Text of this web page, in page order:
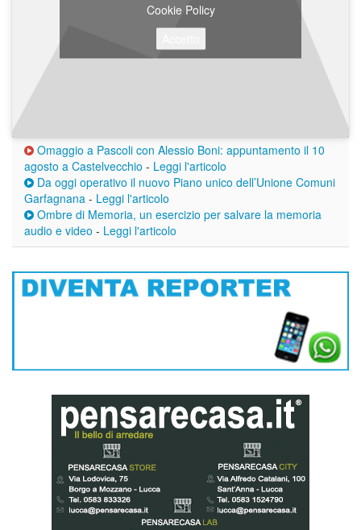
Cookie Policy
Omaggio a Pascoli con Alessio Boni: appuntamento il 10
agosto a Castelvecchio - Leggi l'articolo
Da oggi operativo il nuovo Piano unico dell’Unione Comuni
Garfagnana - Leggi l'articolo
Ombre di Memoria, un esercizio per salvare la memoria
audio e video - Leggi l'articolo